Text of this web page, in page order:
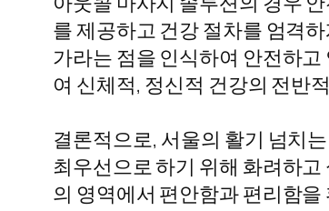
를 제공하고 건강 절차를 엄격
가라는 점을 인식하여 안전하
여 신체적, 정신적 건강의 전반
결론적으로, 서울의 활기 넘치
최우선으로 하기 위해 화려하
의 영역에서 편안함과 편리함